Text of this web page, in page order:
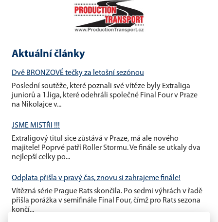
Aktuální články
Dvě BRONZOVÉ tečky za letošní sezónou
Poslední soutěže, které poznali své vítěze byly Extraliga
juniorů a 1.liga, které odehráli společné Final Four v Praze
na Nikolajce v...
JSME MISTŘI !!!
Extraligový titul sice zůstává v Praze, má ale nového
majitele! Poprvé patří Roller Stormu. Ve finále se utkaly dva
nejlepší celky po...
Odplata přišla v pravý čas, znovu si zahrajeme finále!
Vítězná série Prague Rats skončila. Po sedmi výhrách v řadě
přišla porážka v semifinále Final Four, čímž pro Rats sezona
končí...